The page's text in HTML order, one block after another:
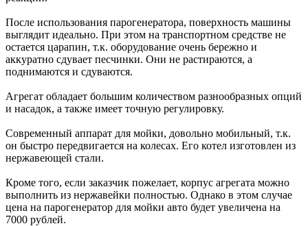
После использования парогенератора, поверхность машины
выглядит идеально. При этом на транспортном средстве не
остается царапин, т.к. оборудование очень бережно и
аккуратно сдувает песчинки. Они не растираются, а
поднимаются и сдуваются.
Агрегат обладает большим количеством разнообразных опций
и насадок, а также имеет точную регулировку.
Современный аппарат для мойки, довольно мобильный, т.к.
он быстро передвигается на колесах. Его котел изготовлен из
нержавеющей стали.
Кроме того, если заказчик пожелает, корпус агрегата можно
выполнить из нержавейки полностью. Однако в этом случае
цена на парогенератор для мойки авто будет увеличена на
7000 рублей.